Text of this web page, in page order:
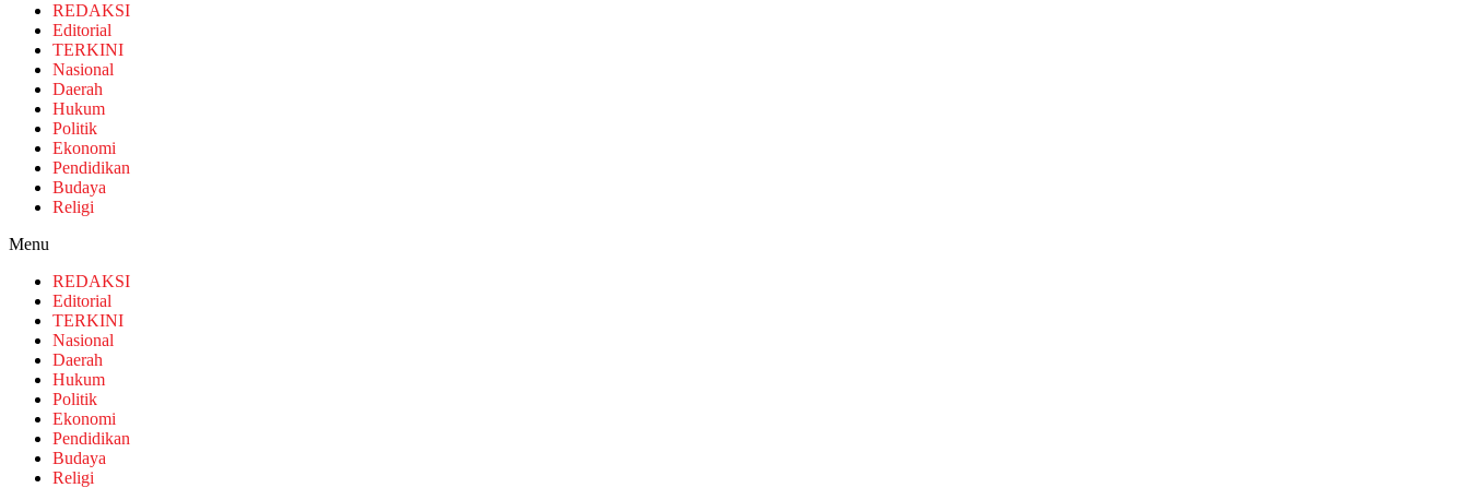
REDAKSI
Editorial
TERKINI
Nasional
Daerah
Hukum
Politik
Ekonomi
Pendidikan
Budaya
Religi
Menu
REDAKSI
Editorial
TERKINI
Nasional
Daerah
Hukum
Politik
Ekonomi
Pendidikan
Budaya
Religi